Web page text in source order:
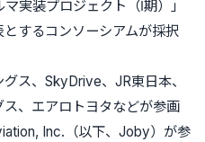
実装プロジェクト（Ⅰ期）」
するコンソーシアムが採択
ス、SkyDrive、JR東日本、
、エアロトヨタなどが参画
Inc.（以下、Joby）が参